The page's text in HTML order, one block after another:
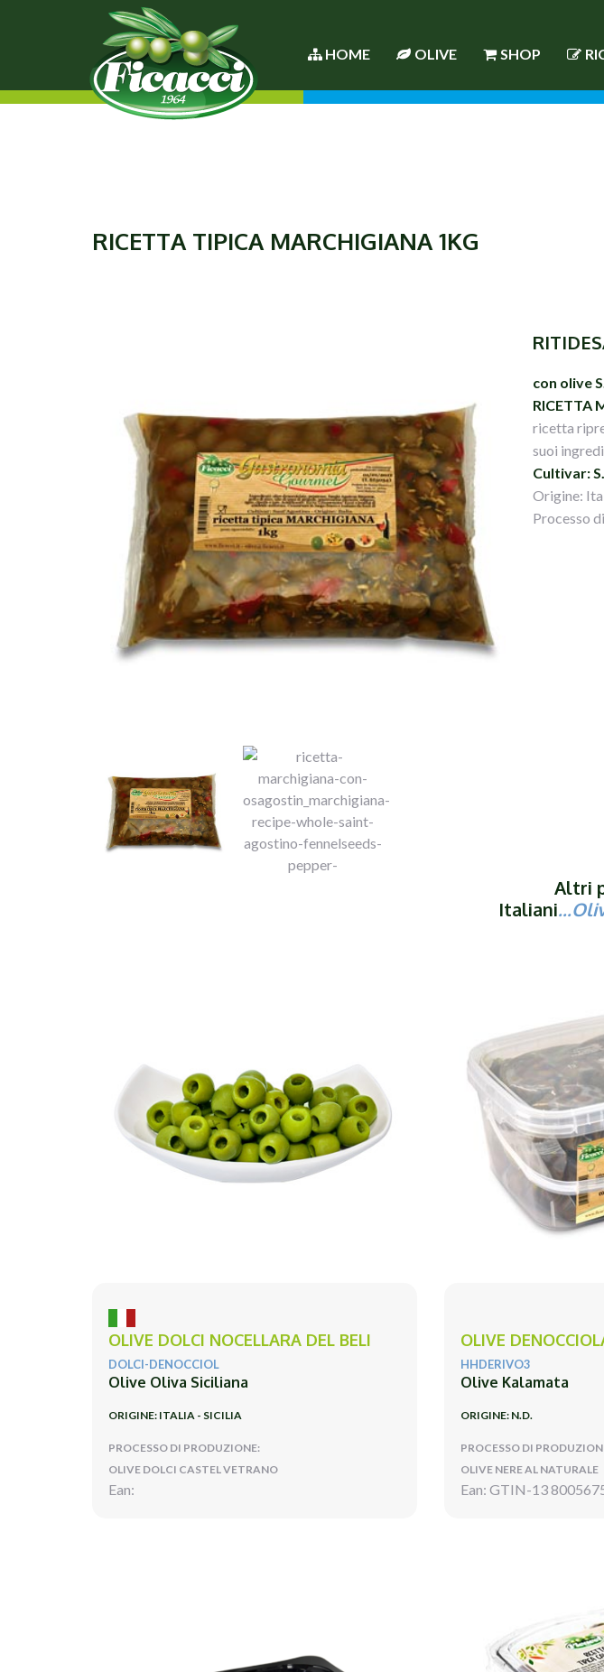
HOME OLIVE SHOP
RICETTA TIPICA MARCHIGIANA 1KG
con olive
RICETTA
ricetta
suoi
Cultivar:
Origine:
Processo
Altri
Italiani
OLIVE DOLCI NOCELLARA DEL BELI
DOLCI-DENOCCIOL
Olive Oliva Siciliana
ORIGINE: ITALIA - SICILIA
PROCESSO DI PRODUZIONE:
OLIVE DOLCI CASTEL VETRANO
Ean:
OLIVE
HHDERIVO3
Olive Kalamata
ORIGINE: N.D.
PROCESSO DI
OLIVE NERE AL NATURALE
Ean: GTIN-13